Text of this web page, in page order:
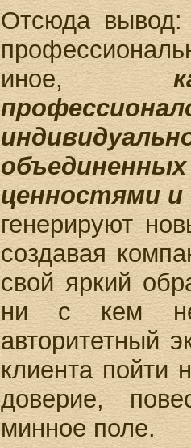
Отсюда
иное,
ценностями и
генерируют
создавая
свой яркий
ни с кем не
авторитетный
клиента пойти
доверие,
минное поле.